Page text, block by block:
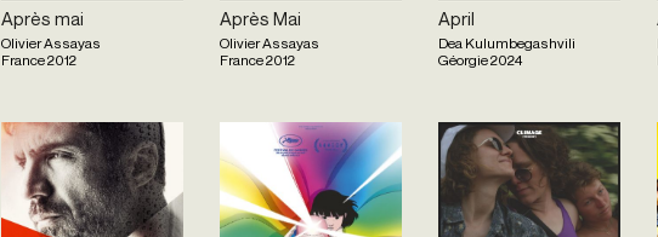
Après mai
Olivier Assayas
France2012
Après Mai
Olivier Assayas
France2012
April
Dea Kulumbegashvili
Géorgie2024